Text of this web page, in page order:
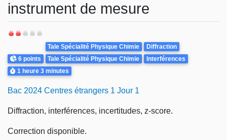
instrument de mesure
Points
6 points
Theme
Tale Spécialité Physique Chimie
Diffraction
Tale Spécialité Physique Chimie
Interférences
Durée
1 heure 3 minutes
Bac 2024 Centres étrangers 1 Jour 1
Diffraction, interférences, incertitudes, z-score.
Correction disponible.